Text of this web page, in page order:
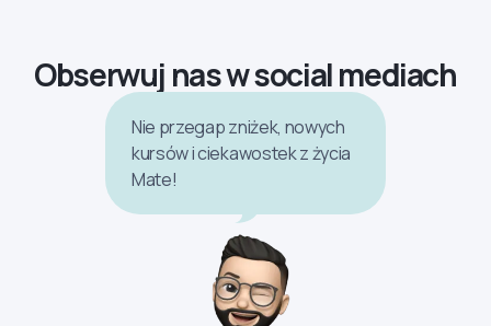
Obserwuj nas w social mediach
Nie przegap zniżek, nowych
kursów i ciekawostek z życia
Mate!